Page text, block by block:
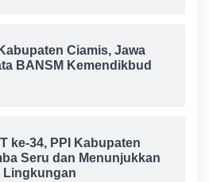
Ciamis, Jawa
BANSM Kemendikbud
ke-34, PPI Kabupaten
Seru dan Menunjukkan
Lingkungan